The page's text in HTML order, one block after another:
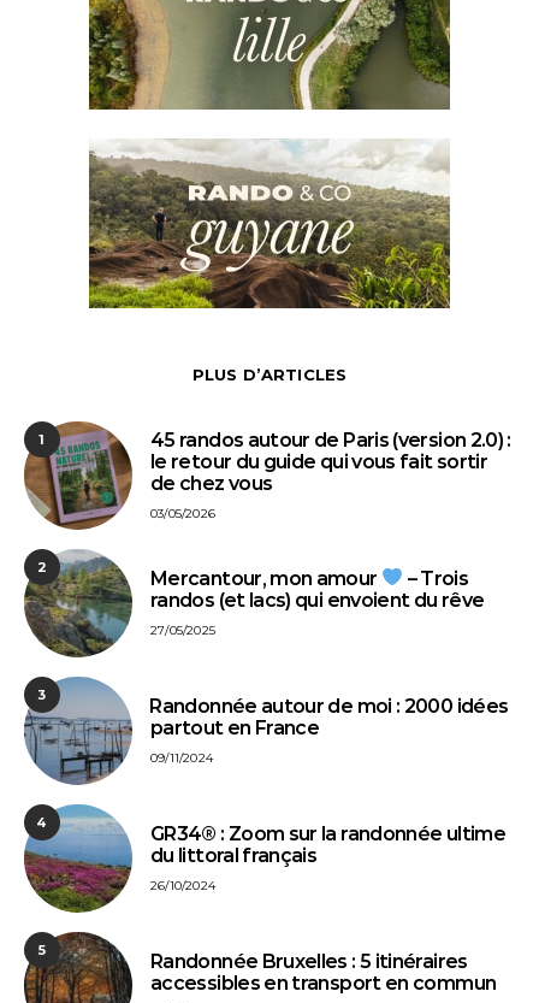
PLUS D’ARTICLES
1
45 randos autour de Paris (version 2.0) :
le retour du guide qui vous fait sortir
de chez vous
03/05/2026
2
Mercantour, mon amour
– Trois
randos (et lacs) qui envoient du rêve
27/05/2025
3
⁠Randonnée autour de moi : 2000 idées
partout en France
09/11/2024
4
GR34® : Zoom sur la randonnée ultime
du littoral français
26/10/2024
5
Randonnée Bruxelles : 5 itinéraires
accessibles en transport en commun